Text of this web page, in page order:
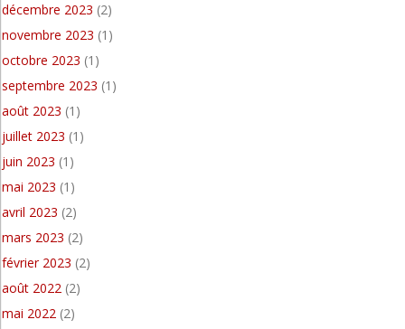
décembre 2023 (2)
novembre 2023 (1)
octobre 2023 (1)
septembre 2023 (1)
août 2023 (1)
juillet 2023 (1)
juin 2023 (1)
mai 2023 (1)
avril 2023 (2)
mars 2023 (2)
février 2023 (2)
août 2022 (2)
mai 2022 (2)